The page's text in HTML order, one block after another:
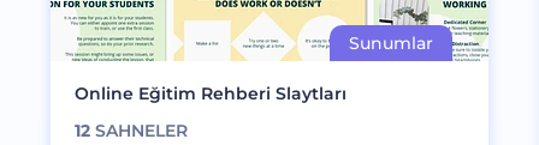
Online Eğitim Rehberi Slaytları
12 SAHNELER